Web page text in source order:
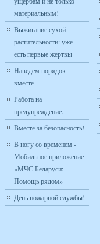
материальным!
Выжигание сухой
растительности: уже
есть первые жертвы
Наведем порядок
вместе
Работа на
предупреждение.
Вместе за безопасность!
В ногу со временем -
Мобильное приложение
«МЧС Беларуси:
Помощь рядом»
День пожарной службы!